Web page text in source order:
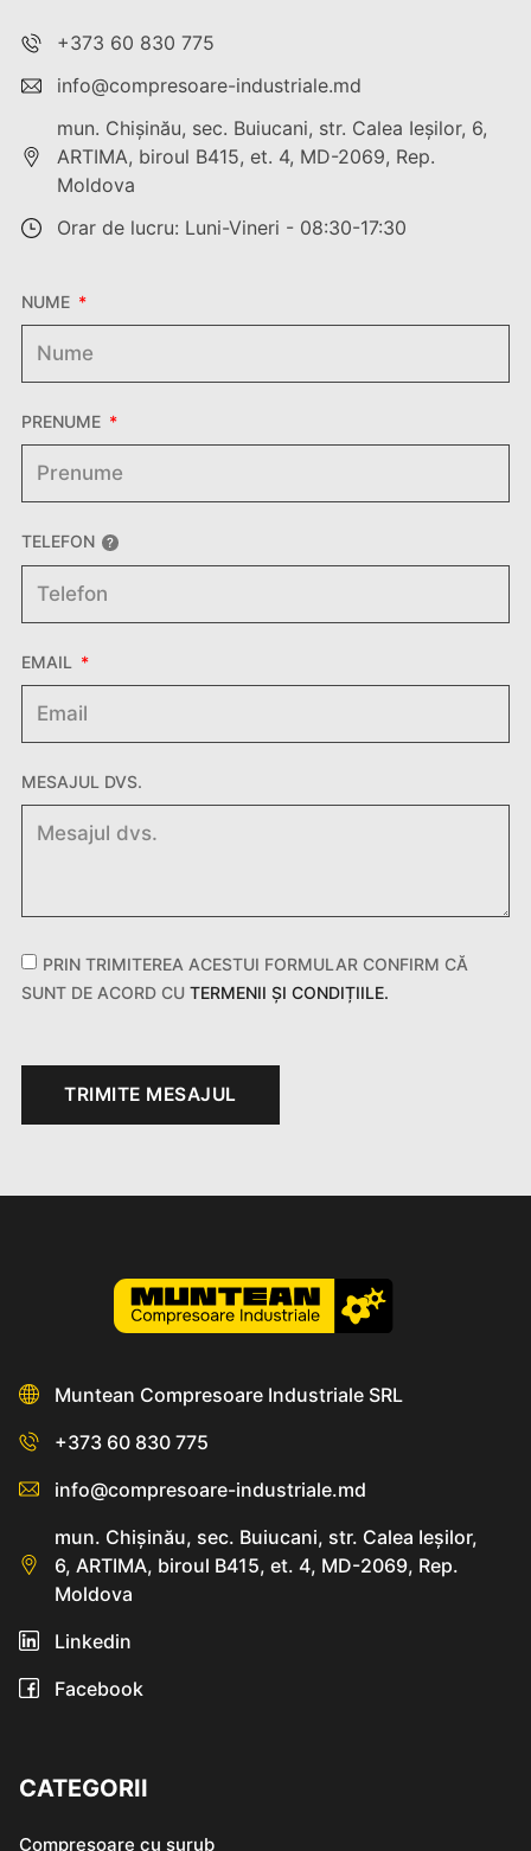
+373 60 830 775
info@compresoare-industriale.md
mun. Chişinău, sec. Buiucani, str. Calea Ieşilor, 6,
ARTIMA, biroul B415, et. 4, MD-2069, Rep.
Moldova
Orar de lucru: Luni-Vineri - 08:30-17:30
NUME
PRENUME
TELEFON
EMAIL
MESAJUL DVS.
PRIN TRIMITEREA ACESTUI FORMULAR CONFIRM CĂ
SUNT DE ACORD CU TERMENII ȘI CONDIȚIILE.
TRIMITE MESAJUL
Muntean Compresoare Industriale SRL
+373 60 830 775
info@compresoare-industriale.md
mun. Chişinău, sec. Buiucani, str. Calea Ieşilor,
6, ARTIMA, biroul B415, et. 4, MD-2069, Rep.
Moldova
Linkedin
Facebook
CATEGORII
Compresoare cu șurub